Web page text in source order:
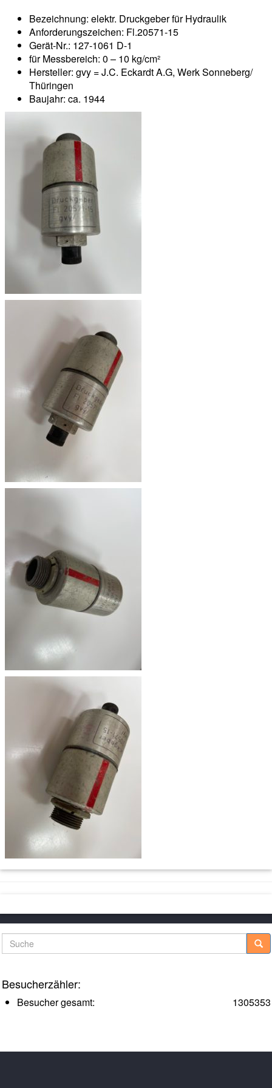
Bezeichnung: elektr. Druckgeber für Hydraulik
Anforderungszeichen: Fl.20571-15
Gerät-Nr.: 127-1061 D-1
für Messbereich: 0 – 10 kg/cm²
Hersteller: gvy = J.C. Eckardt A.G, Werk Sonneberg/
Thüringen
Baujahr: ca. 1944
Suche
Besucherzähler:
1305353
Besucher gesamt: